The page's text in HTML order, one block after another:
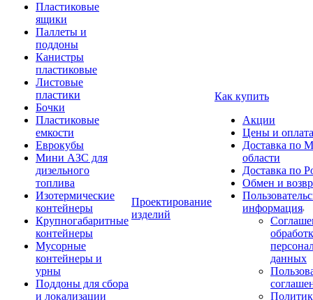
Пластиковые
ящики
Паллеты и
поддоны
Канистры
пластиковые
Листовые
пластики
Бочки
Пластиковые
емкости
Еврокубы
Мини АЗС для
дизельного
топлива
Изотермические
контейнеры
Крупногабаритные
контейнеры
Мусорные
контейнеры и
урны
Поддоны для сбора
и локализации
Проектирование
изделий
Как купить
Акции
Цены и оплата
Доставка по
области
Доставка по
Обмен и
информация
данных